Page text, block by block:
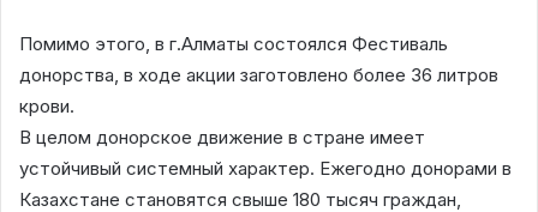
Помимо этого, в г.Алматы состоялся Фестиваль
донорства, в ходе акции заготовлено более 36 литров
крови.
В целом донорское движение в стране имеет
устойчивый системный характер. Ежегодно донорами в
Казахстане становятся свыше 180 тысяч граждан,